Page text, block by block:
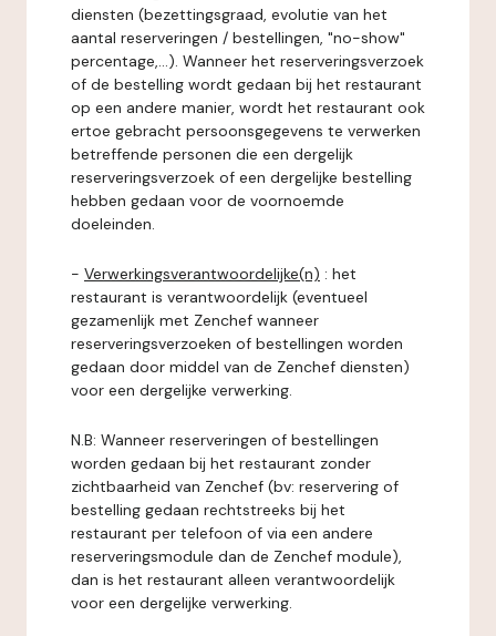
diensten (bezettingsgraad, evolutie van het
aantal reserveringen / bestellingen, "no-show"
percentage,...). Wanneer het reserveringsverzoek
of de bestelling wordt gedaan bij het restaurant
op een andere manier, wordt het restaurant ook
ertoe gebracht persoonsgegevens te verwerken
betreffende personen die een dergelijk
reserveringsverzoek of een dergelijke bestelling
hebben gedaan voor de voornoemde
doeleinden.
- Verwerkingsverantwoordelijke(n) : het
restaurant is verantwoordelijk (eventueel
gezamenlijk met Zenchef wanneer
reserveringsverzoeken of bestellingen worden
gedaan door middel van de Zenchef diensten)
voor een dergelijke verwerking.
N.B: Wanneer reserveringen of bestellingen
worden gedaan bij het restaurant zonder
zichtbaarheid van Zenchef (bv: reservering of
bestelling gedaan rechtstreeks bij het
restaurant per telefoon of via een andere
reserveringsmodule dan de Zenchef module),
dan is het restaurant alleen verantwoordelijk
voor een dergelijke verwerking.